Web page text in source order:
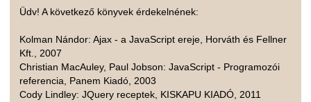
Üdv! A következő könyvek érdekelnének:
Kolman Nándor: Ajax - a JavaScript ereje, Horváth és Fellner
Kft., 2007
Christian MacAuley, Paul Jobson: JavaScript - Programozói
referencia, Panem Kiadó, 2003
Cody Lindley: JQuery receptek, KISKAPU KIADÓ, 2011